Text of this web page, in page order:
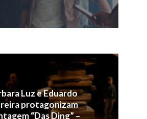
Luz e Eduardo
protagonizam
“Das Ding” –